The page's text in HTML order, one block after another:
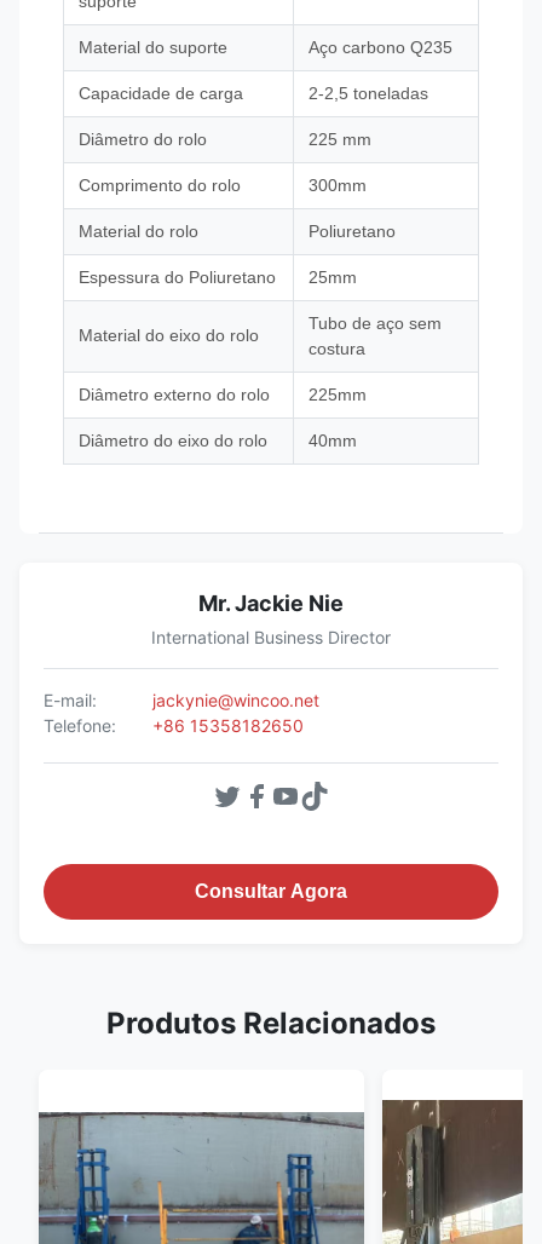
Material do suporte Aço carbono Q235
Capacidade de carga 2-2,5 toneladas
Diâmetro do rolo 225 mm
Comprimento do rolo 300mm
Material do rolo Poliuretano
Espessura do Poliuretano 25mm
Material do eixo do rolo
Tubo de aço sem
costura
Diâmetro externo do rolo 225mm
Diâmetro do eixo do rolo 40mm
Mr. Jackie Nie
International Business Director
E-mail:
jackynie@wincoo.net
Telefone:
+86 15358182650
Consultar Agora
Produtos Relacionados